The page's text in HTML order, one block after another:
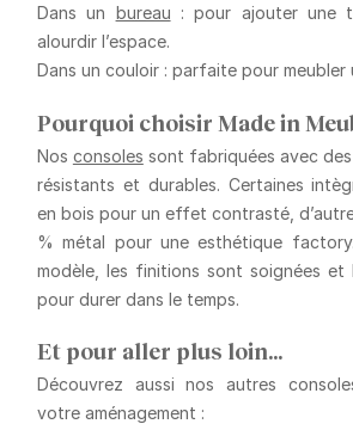
Dans un bureau : pour ajouter une
alourdir l’espace.
Dans un couloir: parfaite pour meubler
Pourquoi choisir Made in
Nos consoles sont fabriquées avec des
résistants et durables. Certaines
en bois pour un effet contrasté,
% métal pour une esthétique
modèle, les finitions sont soignées et
pour durer dans le temps.
Et pour aller plus loin…
Découvrez aussi nos autres
votre aménagement :